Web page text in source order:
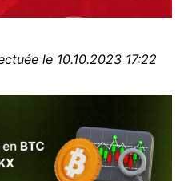
le 10.10.2023 17:22